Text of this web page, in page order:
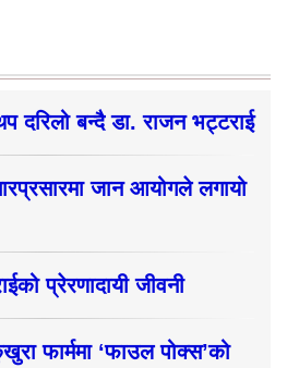
दरिलो बन्दै डा. राजन भट्टराई
जान आयोगले लगायो
प्रेरणादायी जीवनी
फार्ममा ‘फाउल पोक्स’को